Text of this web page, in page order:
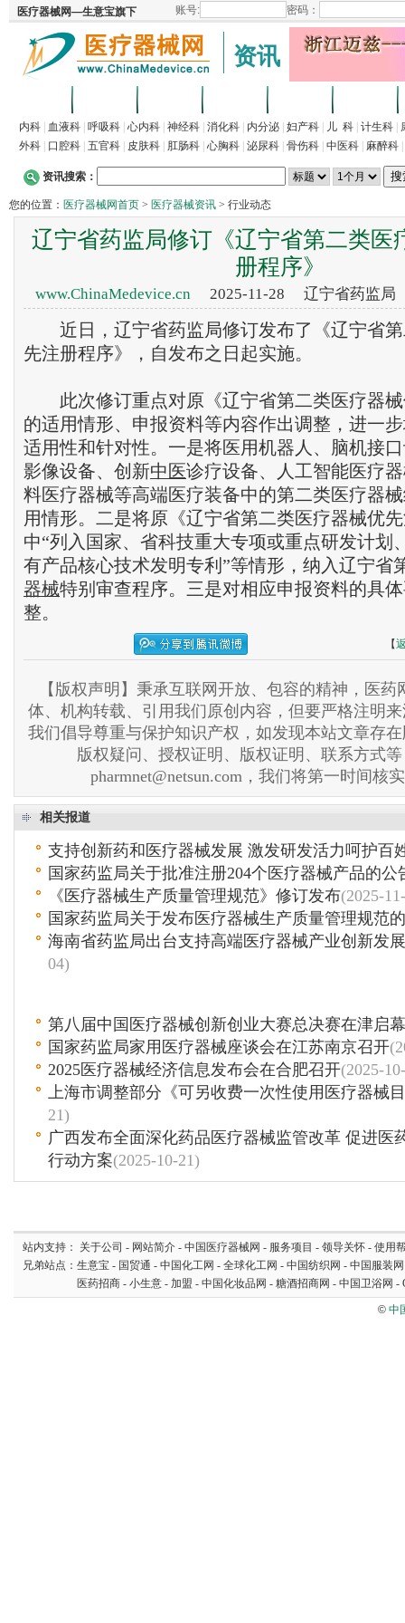
资讯
内科 血液科 呼吸科 心内科 神经科 消化科 内分泌 妇产科 儿 科 计生科
外科
口腔科 五官科 皮肤科 肛肠科 心胸科 泌尿科 骨伤科 中医科 麻醉科
资讯搜索：
您的位置： 医疗器械网首页 > 医疗器械资讯 > 行业动态
辽宁省药监局修订《辽宁省第二类医
册程序》
www.ChinaMedevice.cn2025-11-28 辽宁省药监局
近日，辽宁省药监局修订发布了《辽宁省第
先注册程序》，自发布之日起实施。
此次修订重点对原《辽宁省第二类医疗器械
的适用情形、申报资料等内容作出调整，进一
适用性和针对性。一是将医用机器人、脑机接
影像设备、创新中医诊疗设备、人工智能医疗
料医疗器械等高端医疗装备中的第二类医疗器
用情形。二是将原《辽宁省第二类医疗器械优
中“列入国家、省科技重大专项或重点研发计划
有产品核心技术发明专利”等情形，纳入辽宁省
器械特别审查程序。三是对相应申报资料的具
整。
【
【版权声明】秉承互联网开放、包容的精神，医药
体、机构转载、引用我们原创内容，但要严格注明
我们倡导尊重与保护知识产权，如发现本站文章存
版权疑问、授权证明、版权证明、联系方式
pharmnet@netsun.com，我们将第一时间核
相关报道
支持创新药和医疗器械发展 激发研发活力呵护百
国家药监局关于批准注册204个医疗器械产品的公
《医疗器械生产质量管理规范》修订发布(2025-
国家药监局关于发布医疗器械生产质量管理规范
海南省药监局出台支持高端医疗器械产业创新发
04)
第八届中国医疗器械创新创业大赛总决赛在津启幕
国家药监局家用医疗器械座谈会在江苏南京召开
2025医疗器械经济信息发布会在合肥召开(2025-
上海市调整部分《可另收费一次性使用医疗器械
21)
广西发布全面深化药品医疗器械监管改革 促进医
行动方案(2025-10-21)
站内支持： 关于公司 - 网站简介 - 中国医疗器械网 - 服务项目 - 领导关怀 - 使用
兄弟站点： 生意宝 - 国贸通 - 中国化工网 - 全球化工网 - 中国纺织网 - 中国服装网
医药招商 - 小生意 - 加盟 - 中国化妆品网 - 糖酒招商网 - 中国卫浴网 -
© 中